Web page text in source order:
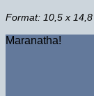
Format: 10,5 x
Maranatha!